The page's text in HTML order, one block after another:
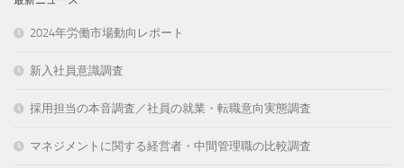
2024年労働市場動向レポート
新入社員意識調査
採用担当の本音調査／社員の就業・転職意向実態調査
マネジメントに関する経営者・中間管理職の比較調査